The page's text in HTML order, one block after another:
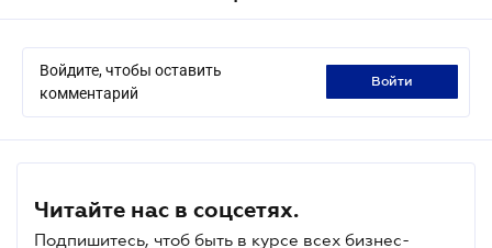
Войдите, чтобы оставить
комментарий
войти
Читайте нас в соцсетях.
Подпишитесь, чтоб быть в курсе всех бизнес-